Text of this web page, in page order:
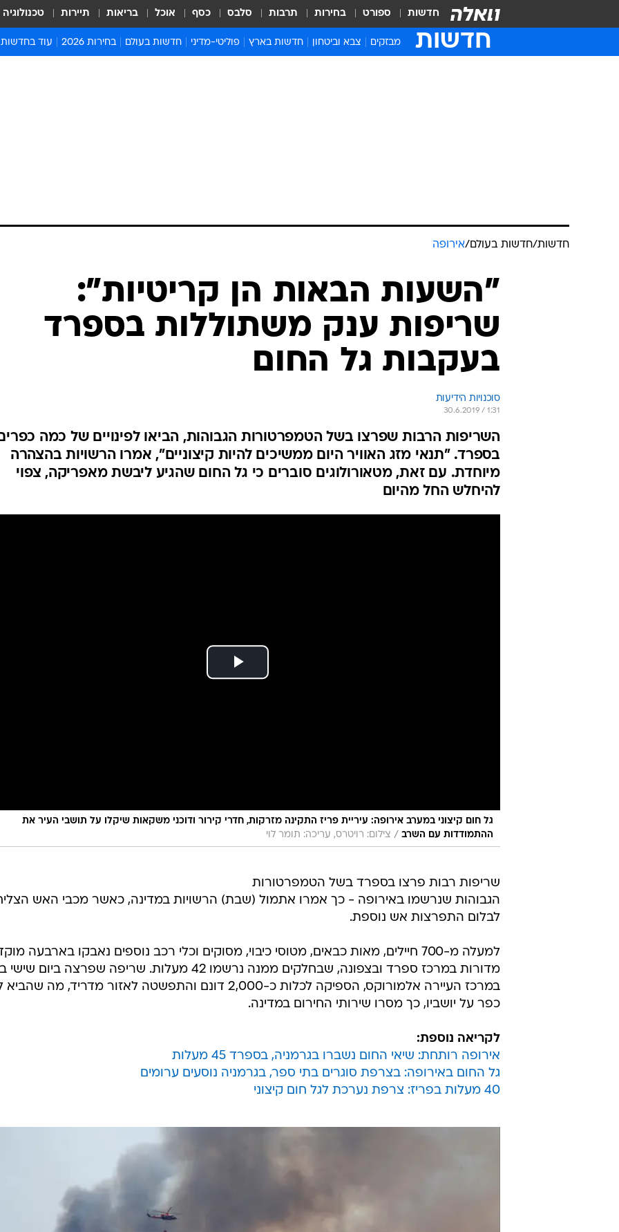
חדשות ספורט בחירות תרבות סלבס כסף אוכל בריאות תיירות טכנולוגיה
חדשות מבזקים צבא וביטחון חדשות בארץ פוליטי-מדיני חדשות בעולם בחירות 2026 עוד בחדשות
המייל האדום
חדשות/חדשות בעולם/אירופה
"השעות הבאות הן קריטיות":
שריפות ענק משתוללות בספרד
בעקבות גל החום
סוכנויות הידיעות
30.6.2019 / 1:31
השריפות הרבות שפרצו בשל הטמפרטורות הגבוהות, הביאו לפינויים של כמה
בספרד. "תנאי מזג האוויר היום ממשיכים להיות קיצוניים", אמרו הרשויות בהצהרה
מיוחדת. עם זאת, מטאורולוגים סוברים כי גל החום שהגיע ליבשת מאפריקה, צפוי
להיחלש החל מהיום
גל חום קיצוני במערב אירופה: עיריית פריז התקינה מזרקות, חדרי קירור ודוכני משקאות שיקלו על תושבי העיר את
ההתמודדות עם השרב / צילום: רויטרס, עריכה: תומר לוי
שריפות רבות פרצו בספרד בשל הטמפרטורות
הגבוהות שנרשמו באירופה - כך אמרו אתמול (שבת) הרשויות במדינה, כאשר מכבי האש
לבלום התפרצות אש נוספת.
למעלה מ-700 חיילים, מאות כבאים, מטוסי כיבוי, מסוקים וכלי רכב נוספים נאבקו בארבעה
מדורות במרכז ספרד ובצפונה, שבחלקים ממנה נרשמו 42 מעלות. שריפה שפרצה ביום
במרכז העיירה אלמורוקס, הספיקה לכלות כ-2,000 דונם והתפשטה לאזור מדריד, מה
כפר על יושביו, כך מסרו שירותי החירום במדינה.
לקריאה נוספת:
אירופה רותחת: שיאי החום נשברו בגרמניה, בספרד 45 מעלות
גל החום באירופה: בצרפת סוגרים בתי ספר, בגרמניה נוסעים ערומים
40 מעלות בפריז: צרפת נערכת לגל חום קיצוני